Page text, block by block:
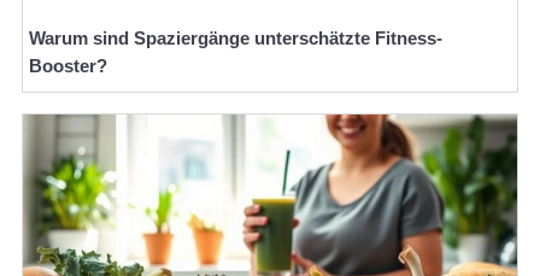
Warum sind Spaziergänge unterschätzte Fitness-
Booster?